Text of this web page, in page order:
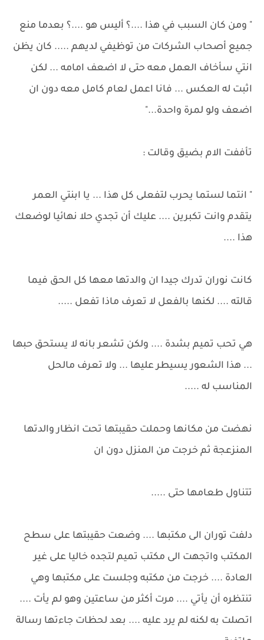
" ومن كان السبب في هذا ....؟ أليس هو ....؟ بعدما منع
جميع أصحاب الشركات من توظيفي لديهم ..... كان يظن
انتي سأخاف العمل معه حتى لا اضعف امامه ... لكن
اثبت له العكس ... فانا اعمل لعام كامل معه دون ان
اضعف ولو لمرة واحدة..."
تأففت الام بضيق وقالت :
" انتما لستما يحرب لتفعلى كل هذا ... يا ابنتي العمر
يتقدم وانت تكبرين .... عليك أن تجدي حلا نهائيا لوضعك
هذا ....
كانت نوران تدرك جيدا ان والدتها معها كل الحق فيما
قالته .... لكنها بالفعل لا تعرف ماذا تفعل .....
هي تحب تميم بشدة .... ولكن تشعر بانه لا يستحق حبها
... هذا الشعور يسيطر عليها ... ولا تعرف مالحل
المناسب له .....
نهضت من مكانها وحملت حقيبتها تحت انظار والدتها
المنزعجة ثم خرجت من المنزل دون ان
تتناول طعامها حتى .....
دلفت توران الى مكتبها .... وضعت حقيبتها على سطح
المكتب واتجهت الى مكتب تميم لتجده خاليا على غير
العادة .... خرجت من مكتبه وجلست على مكتبها وهي
تنتظره أن يأتي .... مرت أكثر من ساعتين وهو لم يأت ....
اتصلت به لكنه لم يرد عليه .... بعد لحظات جاءتها رسالة